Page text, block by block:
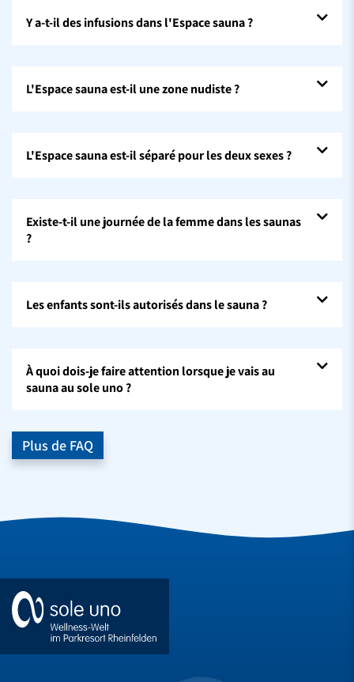
Y a-t-il des infusions dans l'Espace sauna ?
L'Espace sauna est-il une zone nudiste ?
L'Espace sauna est-il séparé pour les deux sexes ?
Existe-t-il une journée de la femme dans les saunas
?
Les enfants sont-ils autorisés dans le sauna ?
À quoi dois-je faire attention lorsque je vais au
sauna au sole uno ?
Plus de FAQ